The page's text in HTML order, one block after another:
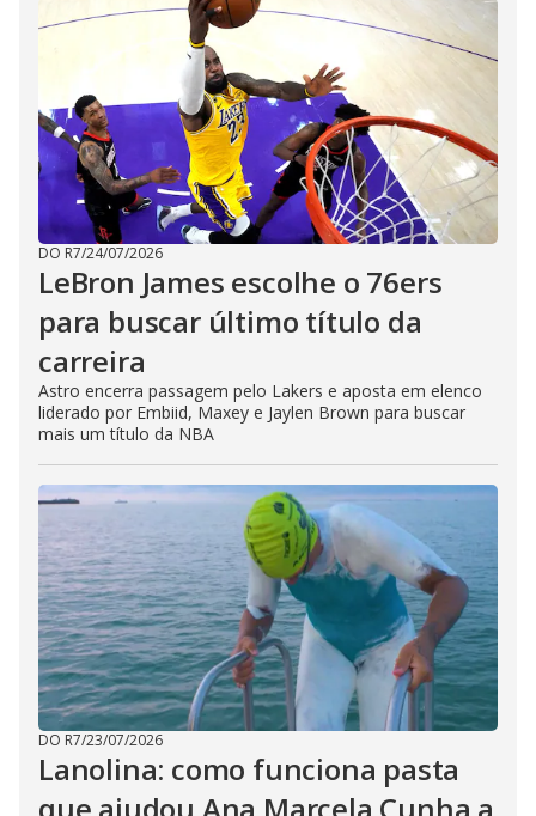
DO R7/24/07/2026
LeBron James escolhe o 76ers
para buscar último título da
carreira
Astro encerra passagem pelo Lakers e aposta em elenco
liderado por Embiid, Maxey e Jaylen Brown para buscar
mais um título da NBA
DO R7/23/07/2026
Lanolina: como funciona pasta